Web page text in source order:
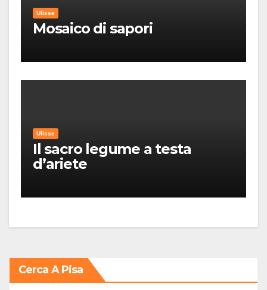
Ulisse
Mosaico di sapori
Ulisse
Il sacro legume a testa
d’ariete
Cerca A Pisa